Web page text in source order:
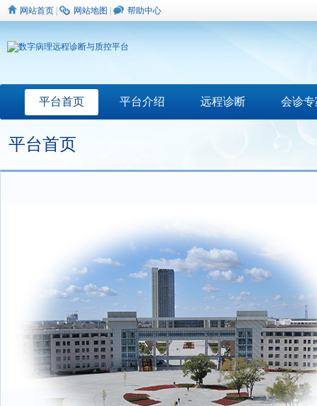
网站首页 网站地图 帮助中心
平台首页 平台介绍 远程诊断 会诊专
平台首页